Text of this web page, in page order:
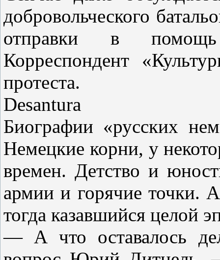
добровольческого
отправки в
Корреспондент
протеста.
Desantura
Биографии «русских
Немецкие корни, у
времен. Детство и
армии и горячие точки.
тогда казавшийся целой
— А что оставалось